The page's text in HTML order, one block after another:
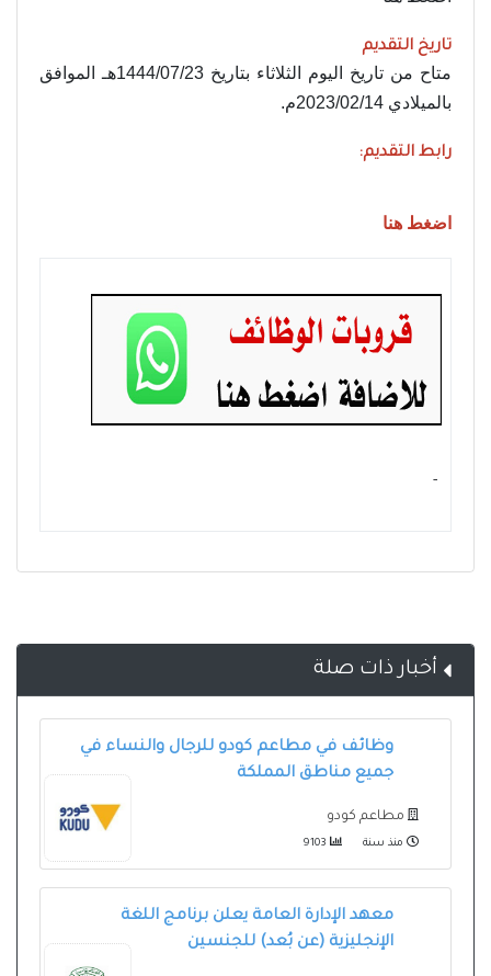
تاريخ التقديم
متاح من تاريخ اليوم الثلاثاء بتاريخ 1444/07/23هـ الموافق
بالميلادي 2023/02/14م.
رابط التقديم:
اضغط هنا
- ‏
أخبار ذات صلة
وظائف في مطاعم كودو للرجال والنساء في
جميع مناطق المملكة
مطاعم كودو
منذ سنة
معهد الإدارة العامة يعلن برنامج اللغة
الإنجليزية (عن بُعد) للجنسين